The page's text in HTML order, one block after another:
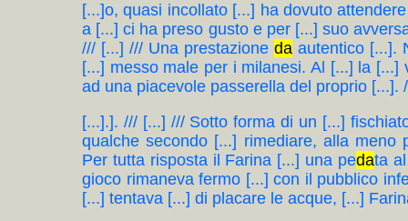
[...]o, quasi incollato [...] ha dovuto
a [...] ci ha preso gusto e per [...] suo
/// [...] /// Una prestazione daautentico [...].
[...] messo male per i milanesi. Al [...] la
ad una piacevole passerella del proprio [...].
[...].]. /// [...] /// Sotto forma di un [...]
qualche secondo [...] rimediare, alla
Per tutta risposta il Farina [...] una pedata
gioco rimaneva fermo [...] con il pubblico
[...] tentava [...] di placare le acque, [...]